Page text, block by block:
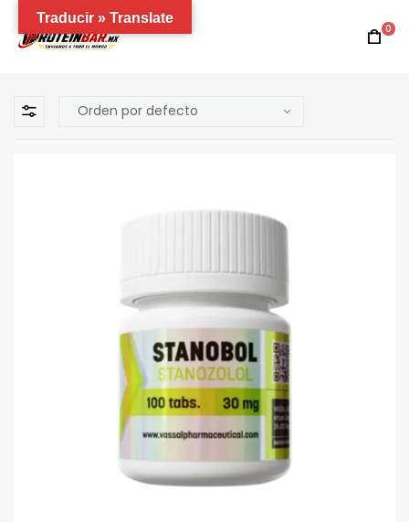
0
Traducir » Translate